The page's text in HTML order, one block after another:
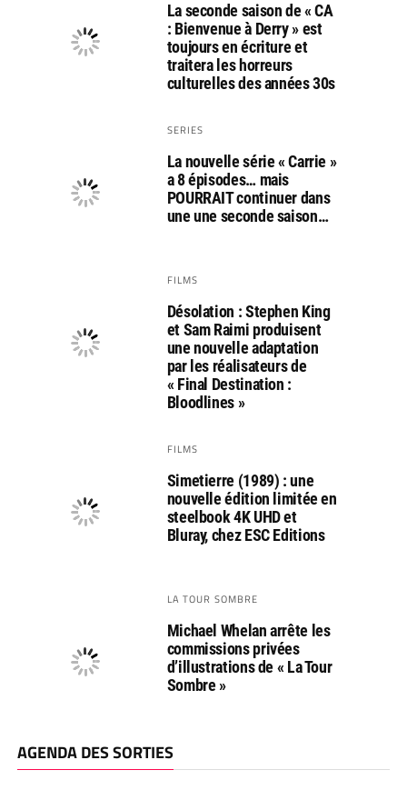
La seconde saison de « CA
: Bienvenue à Derry » est
toujours en écriture et
traitera les horreurs
culturelles des années 30s
SERIES
La nouvelle série « Carrie »
a 8 épisodes… mais
POURRAIT continuer dans
une une seconde saison…
FILMS
Désolation : Stephen King
et Sam Raimi produisent
une nouvelle adaptation
par les réalisateurs de
« Final Destination :
Bloodlines »
FILMS
Simetierre (1989) : une
nouvelle édition limitée en
steelbook 4K UHD et
Bluray, chez ESC Editions
LA TOUR SOMBRE
Michael Whelan arrête les
commissions privées
d’illustrations de « La Tour
Sombre »
AGENDA DES SORTIES